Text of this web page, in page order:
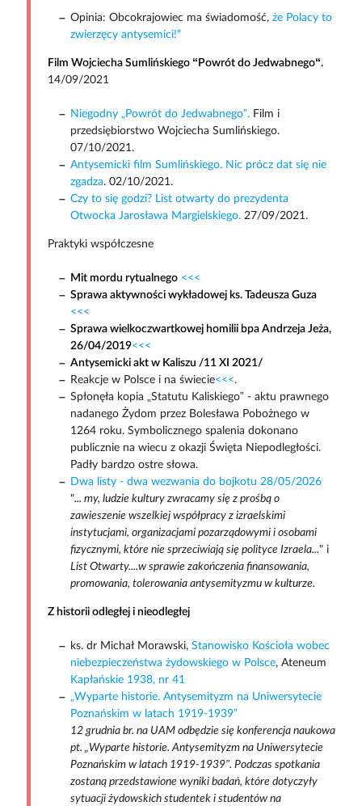
Opinia: Obcokrajowiec ma świadomość, że Polacy to
zwierzęcy antysemici!"
Film Wojciecha Sumlińskiego “Powrót do Jedwabnego“.
14/09/2021
Niegodny „Powrót do Jedwabnego”.Film i
przedsiębiorstwo Wojciecha Sumlińskiego.
07/10/2021.
Antysemicki film Sumlińskiego. Nic prócz dat się nie
zgadza. 02/10/2021.
Czy to się godzi? List otwarty do prezydenta
Otwocka Jarosława Margielskiego.27/09/2021.
Praktyki współczesne
Mit mordu rytualnego <<<
Sprawa aktywności wykładowej ks. Tadeusza Guza
<<<
Sprawa wielkoczwartkowej homilii bpa Andrzeja Jeża,
26/04/2019<<<
Antysemicki akt w Kaliszu /11 XI 2021/
Reakcje w Polsce i na świecie<<<.
Spłonęła kopia „Statutu Kaliskiego” - aktu prawnego
nadanego Żydom przez Bolesława Pobożnego w
1264 roku. Symbolicznego spalenia dokonano
publicznie na wiecu z okazji Święta Niepodległości.
Padły bardzo ostre słowa.
Dwa listy - dwa wezwania do bojkotu 28/05/2026
"... my, ludzie kultury zwracamy się z prośbą o
zawieszenie wszelkiej współpracy z izraelskimi
instytucjami, organizacjami pozarządowymi i osobami
fizycznymi, które nie sprzeciwiają się polityce Izraela..." i
List Otwarty....w sprawie zakończenia finansowania,
promowania, tolerowania antysemityzmu w kulturze.
Z historii odległej i nieodległej
ks. dr Michał Morawski, Stanowisko Kościoła wobec
niebezpieczeństwa żydowskiego w Polsce, Ateneum
Kapłańskie 1938, nr 41
„Wyparte historie. Antysemityzm na Uniwersytecie
Poznańskim w latach 1919-1939”
12 grudnia br. na UAM odbędzie się konferencja naukowa
pt. „Wyparte historie. Antysemityzm na Uniwersytecie
Poznańskim w latach 1919-1939”. Podczas spotkania
zostaną przedstawione wyniki badań, które dotyczyły
sytuacji żydowskich studentek i studentów na